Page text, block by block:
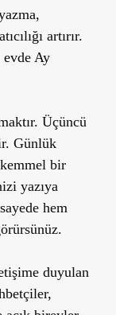
artırır.
evde Ay
Üçüncü
Günlük
bir
yazıya
hem
duyulan